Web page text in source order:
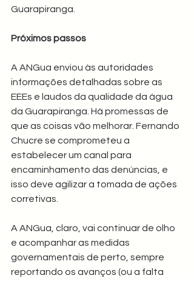
Guarapiranga.
Próximos passos
A ANGua enviou às autoridades
informações detalhadas sobre as
EEEs e laudos da qualidade da água
da Guarapiranga. Há promessas de
que as coisas vão melhorar. Fernando
Chucre se comprometeu a
estabelecer um canal para
encaminhamento das denúncias, e
isso deve agilizar a tomada de ações
corretivas.
A ANGua, claro, vai continuar de olho
e acompanhar as medidas
governamentais de perto, sempre
reportando os avanços (ou a falta